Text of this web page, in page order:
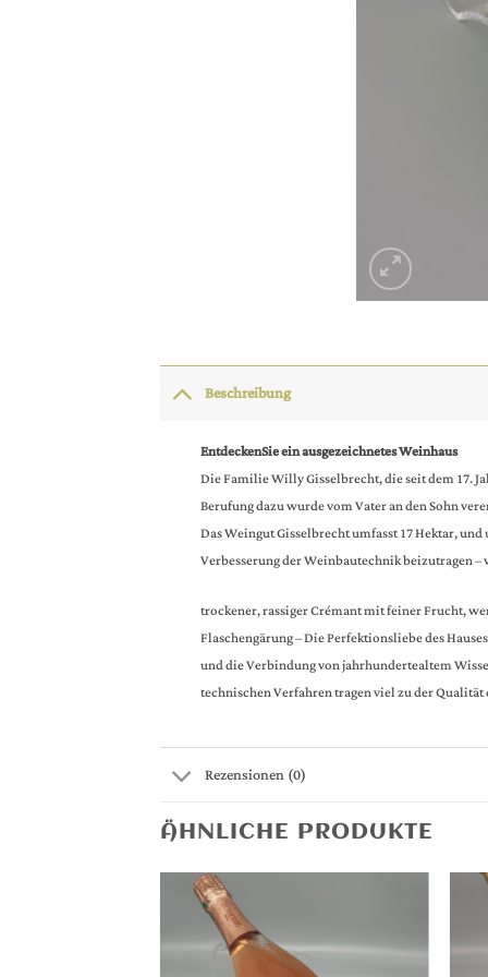
Beschreibung
EntdeckenSie ein ausgezeichnetes Weinhaus
Die Familie Willy Gisselbrecht, die seit dem 17.
Berufung dazu wurde vom Vater an den Sohn
Das Weingut Gisselbrecht umfasst 17 Hektar,
Verbesserung der Weinbautechnik beizutragen
trockener, rassiger Crémant mit feiner Frucht,
Flaschengärung – Die Perfektionsliebe des
und die Verbindung von jahrhundertealtem
technischen Verfahren tragen viel zu der Qualität
Rezensionen (0)
ÄHNLICHE PRODUKTE